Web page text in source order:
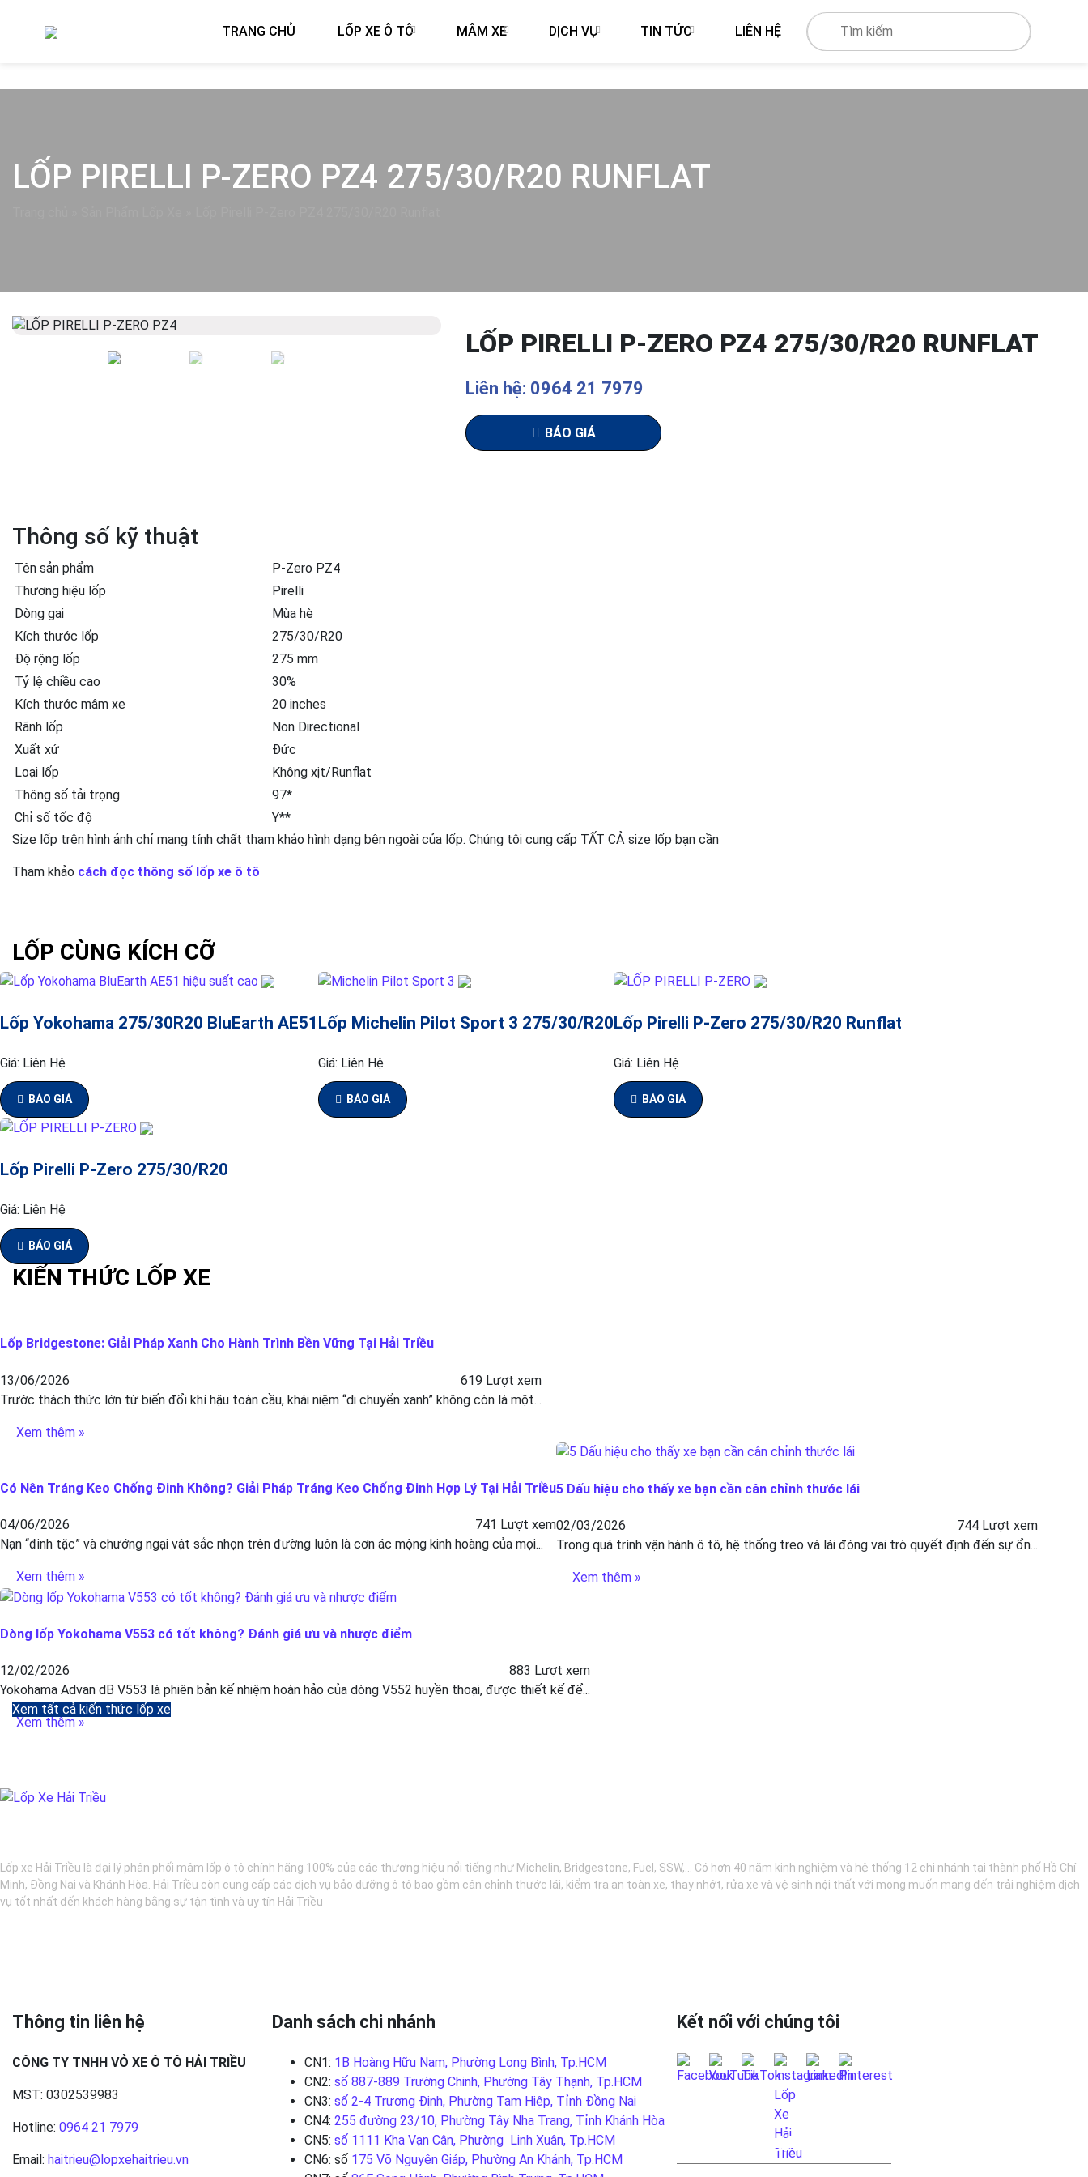
TRANG CHỦ LỐP XE Ô TÔ MÂM XE DỊCH VỤ TIN TỨC LIÊN HỆ
LỐP PIRELLI P-ZERO PZ4 275/30/R20 RUNFLAT
LỐP PIRELLI P-ZERO PZ4 275/30/R20 RUNFLAT
Liên hệ: 0964 21 7979
BÁO GIÁ
Thông số kỹ thuật
Tên sản phẩm
P-Zero PZ4
Thương hiệu lốp
Pirelli
Dòng gai
Mùa hè
Kích thước lốp
275/30/R20
Độ rộng lốp
275 mm
Tỷ lệ chiều cao
30%
Kích thước mâm xe
20 inches
Rãnh lốp
Non Directional
Xuất xứ
Đức
Loại lốp
Không xịt/Runflat
Thông số tải trọng
97*
Chỉ số tốc độ
Y**
Size lốp trên hình ảnh chỉ mang tính chất tham khảo hình dạng bên ngoài của lốp. Chúng tôi cung cấp TẤT CẢ size lốp bạn cần
Tham khảo cách đọc thông số lốp xe ô tô
LỐP CÙNG KÍCH CỠ
Lốp Yokohama 275/30R20 BluEarth AE51
Giá: Liên Hệ
BÁO GIÁ
Lốp Michelin Pilot Sport 3 275/30/R20
Giá: Liên Hệ
BÁO GIÁ
Lốp Pirelli P-Zero 275/30/R20 Runflat
Giá: Liên Hệ
BÁO GIÁ
Lốp Pirelli P-Zero 275/30/R20
Giá: Liên Hệ
BÁO GIÁ
KIẾN THỨC LỐP XE
Lốp Bridgestone: Giải Pháp Xanh Cho Hành Trình Bền Vững Tại Hải Triều
13/06/2026
619 Lượt xem
Trước thách thức lớn từ biến đổi khí hậu toàn cầu, khái niệm “di chuyển xanh” không còn là một...
Xem thêm »
Có Nên Tráng Keo Chống Đinh Không? Giải Pháp Tráng Keo Chống Đinh Hợp Lý Tại Hải Triều
04/06/2026
741 Lượt xem
Nạn “đinh tặc” và chướng ngại vật sắc nhọn trên đường luôn là cơn ác mộng kinh hoàng của mọi...
Xem thêm »
5 Dấu hiệu cho thấy xe bạn cần cân chỉnh thước lái
02/03/2026
744 Lượt xem
Trong quá trình vận hành ô tô, hệ thống treo và lái đóng vai trò quyết định đến sự ổn...
Xem thêm »
Dòng lốp Yokohama V553 có tốt không? Đánh giá ưu và nhược điểm
12/02/2026
883 Lượt xem
Yokohama Advan dB V553 là phiên bản kế nhiệm hoàn hảo của dòng V552 huyền thoại, được thiết kế để...
Xem thêm »
Xem tất cả kiến thức lốp xe
Lốp xe Hải Triều là đại lý phân phối mâm lốp ô tô chính hãng 100% của các thương hiệu nổi tiếng như Michelin, Bridgestone, Fuel, SSW,... Có hơn 40 năm kinh nghiệm và hệ thống 12 chi nhánh tại thành phố Hồ Chí
Minh, Đồng Nai và Khánh Hòa. Hải Triều còn cung cấp các dịch vụ bảo dưỡng ô tô bao gồm cân chỉnh thước lái, kiểm tra an toàn xe, thay nhớt, rửa xe và vệ sinh nội thất với mong muốn mang đến trải nghiệm dịch
vụ tốt nhất đến khách hàng bằng sự tận tình và uy tín Hải Triều
Thông tin liên hệ
CÔNG TY TNHH VỎ XE Ô TÔ HẢI TRIỀU
MST: 0302539983
Hotline: 0964 21 7979
Email: haitrieu@lopxehaitrieu.vn
Danh sách chi nhánh
CN1: 1B Hoàng Hữu Nam, Phường Long Bình, Tp.HCM
CN2: số 887-889 Trường Chinh, Phường Tây Thạnh, Tp.HCM
CN3: số 2-4 Trương Định, Phường Tam Hiệp, Tỉnh Đồng Nai
CN4: 255 đường 23/10, Phường Tây Nha Trang, Tỉnh Khánh Hòa
CN5: số 1111 Kha Vạn Cân, Phường Linh Xuân, Tp.HCM
CN6: số 175 Võ Nguyên Giáp, Phường An Khánh, Tp.HCM
Kết nối với chúng tôi
LIÊN HỆ QUA FANPAGE